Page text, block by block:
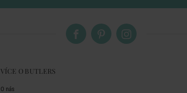
VÍCE O BUTLERS
O nás